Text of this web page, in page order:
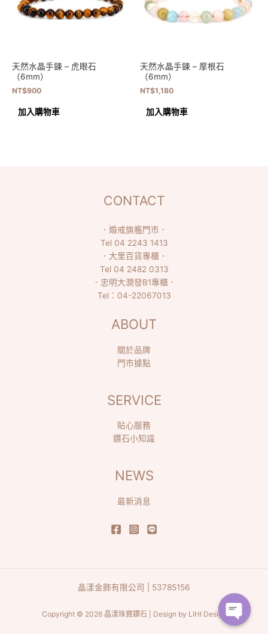
天然水晶手鍊 – 虎眼石
（6mm）
NT$900
加入購物車
天然水晶手鍊 – 摩根石
（6mm）
NT$1,180
加入購物車
CONTACT
． 婚戒旗艦門市 ．
Tel 04 2243 1413
． 大里百貨專櫃 ．
Tel 04 2482 0313
． 忠明大潤發B1專櫃 ．
Tel： 04-22067013
ABOUT
關於品牌
門市據點
SERVICE
貼心服務
鑽石小知識
NEWS
最新消息
晶漾金飾有限公司 | 53785156
Copyright © 2026 晶漾珠寶鑽石 | Design by LIHI Design
Open